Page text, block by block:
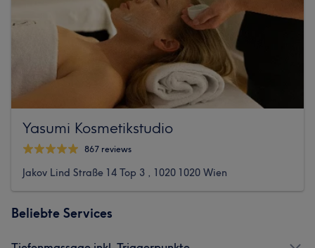
Yasumi Kosmetikstudio
867 reviews
Jakov Lind Straße 14 Top 3 , 1020 1020 Wien
Beliebte Services